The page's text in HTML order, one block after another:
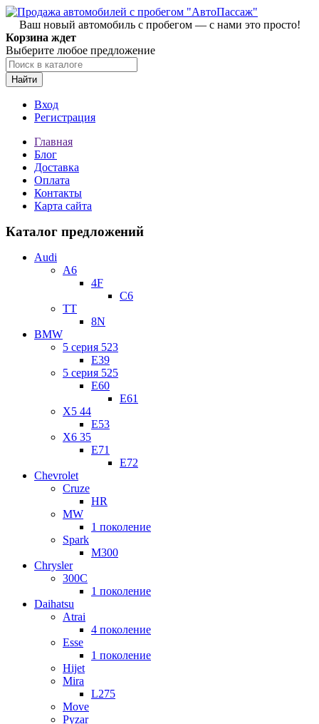
Ваш новый автомобиль с пробегом — с нами это просто!
Корзина ждет
Выберите любое предложение
Найти
Вход
Регистрация
Главная
Блог
Доставка
Оплата
Контакты
Карта сайта
Каталог предложений
Audi
A6
4F
C6
TT
8N
BMW
5 серия 523
E39
5 серия 525
E60
E61
X5 44
E53
X6 35
E71
E72
Chevrolet
Cruze
HR
MW
1 поколение
Spark
M300
Chrysler
300C
1 поколение
Daihatsu
Atrai
4 поколение
Esse
1 поколение
Hijet
Mira
L275
Move
Pyzar